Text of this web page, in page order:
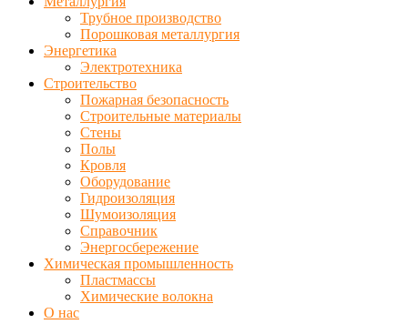
Трубное производство
Порошковая металлургия
Энергетика
Электротехника
Строительство
Пожарная безопасность
Строительные материалы
Стены
Полы
Кровля
Оборудование
Гидроизоляция
Шумоизоляция
Справочник
Энергосбережение
Химическая промышленность
Пластмассы
Химические волокна
О нас